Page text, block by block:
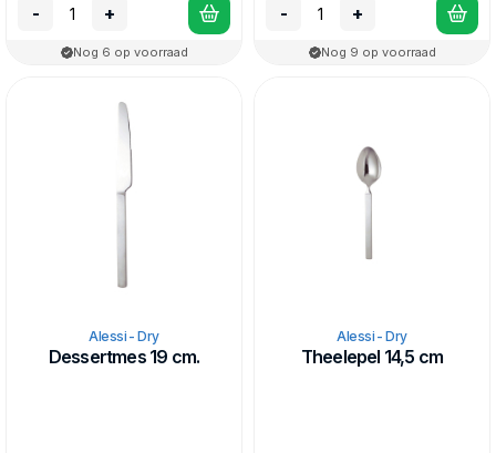
- +
Nog 6 op voorraad
- +
Nog 9 op voorraad
Alessi - Dry
Dessertmes 19 cm.
Alessi - Dry
Theelepel 14,5 cm